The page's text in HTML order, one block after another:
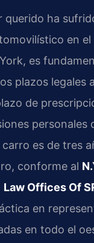
querido ha
en
es
plazos legales
de
personales
es de tres
conforme al
Law Offices Of
en
en todo el